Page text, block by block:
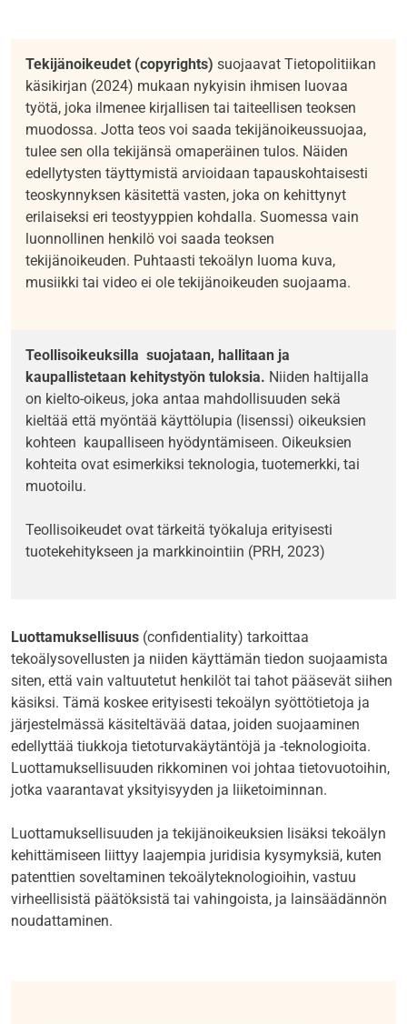
Tekijänoikeudet (copyrights) suojaavat Tietopolitiikan
käsikirjan (2024) mukaan nykyisin ihmisen luovaa
työtä, joka ilmenee kirjallisen tai taiteellisen teoksen
muodossa. Jotta teos voi saada tekijänoikeussuojaa,
tulee sen olla tekijänsä omaperäinen tulos. Näiden
edellytysten täyttymistä arvioidaan tapauskohtaisesti
teoskynnyksen käsitettä vasten, joka on kehittynyt
erilaiseksi eri teostyyppien kohdalla. Suomessa vain
luonnollinen henkilö voi saada teoksen
tekijänoikeuden. Puhtaasti tekoälyn luoma kuva,
musiikki tai video ei ole tekijänoikeuden suojaama.
Teollisoikeuksilla suojataan, hallitaan ja
kaupallistetaan kehitystyön tuloksia. Niiden haltijalla
on kielto-oikeus, joka antaa mahdollisuuden sekä
kieltää että myöntää käyttölupia (lisenssi) oikeuksien
kohteen kaupalliseen hyödyntämiseen. Oikeuksien
kohteita ovat esimerkiksi teknologia, tuotemerkki, tai
muotoilu.
Teollisoikeudet ovat tärkeitä työkaluja erityisesti
tuotekehitykseen ja markkinointiin (PRH, 2023)
Luottamuksellisuus (confidentiality) tarkoittaa
tekoälysovellusten ja niiden käyttämän tiedon suojaamista
siten, että vain valtuutetut henkilöt tai tahot pääsevät siihen
käsiksi. Tämä koskee erityisesti tekoälyn syöttötietoja ja
järjestelmässä käsiteltävää dataa, joiden suojaaminen
edellyttää tiukkoja tietoturvakäytäntöjä ja -teknologioita.
Luottamuksellisuuden rikkominen voi johtaa tietovuotoihin,
jotka vaarantavat yksityisyyden ja liiketoiminnan.
Luottamuksellisuuden ja tekijänoikeuksien lisäksi tekoälyn
kehittämiseen liittyy laajempia juridisia kysymyksiä, kuten
patenttien soveltaminen tekoälyteknologioihin, vastuu
virheellisistä päätöksistä tai vahingoista, ja lainsäädännön
noudattaminen.